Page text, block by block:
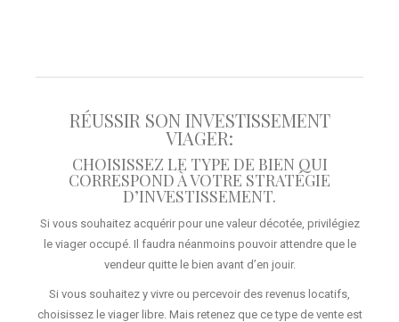
RÉUSSIR SON INVESTISSEMENT
VIAGER:
CHOISISSEZ LE TYPE DE BIEN QUI
CORRESPOND À VOTRE STRATÉGIE
D’INVESTISSEMENT.
Si vous souhaitez acquérir pour une valeur décotée, privilégiez
le viager occupé. Il faudra néanmoins pouvoir attendre que le
vendeur quitte le bien avant d’en jouir.
Si vous souhaitez y vivre ou percevoir des revenus locatifs,
choisissez le viager libre. Mais retenez que ce type de vente est